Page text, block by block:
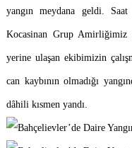
yangın meydana geldi.
Kocasinan Grup
yerine ulaşan ekibimizin
can kaybının olmadığı
dâhili kısmen yandı.